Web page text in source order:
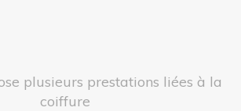
plusieurs prestations liées à la
coiffure